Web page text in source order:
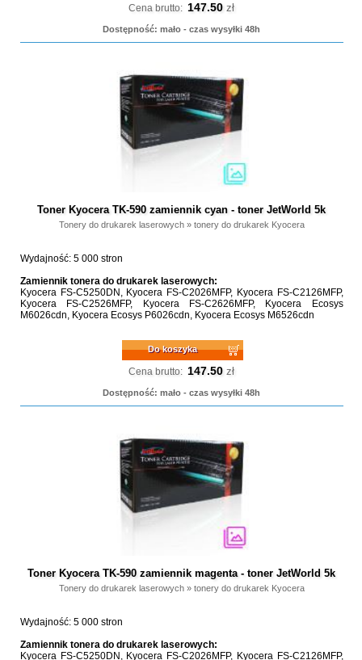
Cena brutto: 147.50 zł
Dostępność: mało - czas wysyłki 48h
Toner Kyocera TK-590 zamiennik cyan - toner JetWorld 5k
Tonery do drukarek laserowych» tonery do drukarek Kyocera
Wydajność: 5 000 stron
Zamiennik tonera do drukarek laserowych:
Kyocera FS-C5250DN, Kyocera FS-C2026MFP, Kyocera FS-C2126MFP,
Kyocera FS-C2526MFP, Kyocera FS-C2626MFP, Kyocera Ecosys
M6026cdn, Kyocera Ecosys P6026cdn, Kyocera Ecosys M6526cdn
Do koszyka
Cena brutto: 147.50 zł
Dostępność: mało - czas wysyłki 48h
Toner Kyocera TK-590 zamiennik magenta - toner JetWorld 5k
Tonery do drukarek laserowych» tonery do drukarek Kyocera
Wydajność: 5 000 stron
Zamiennik tonera do drukarek laserowych:
Kyocera FS-C5250DN, Kyocera FS-C2026MFP, Kyocera FS-C2126MFP,